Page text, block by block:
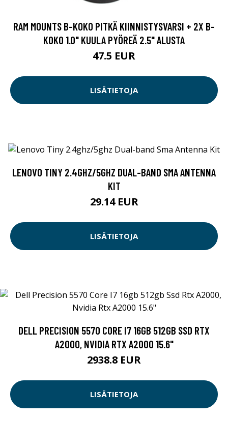
RAM MOUNTS B-KOKO PITKÄ KIINNISTYSVARSI + 2X B-
KOKO 1.0" KUULA PYÖREÄ 2.5" ALUSTA
47.5 EUR
LISÄTIETOJA
LENOVO TINY 2.4GHZ/5GHZ DUAL-BAND SMA ANTENNA
KIT
29.14 EUR
LISÄTIETOJA
DELL PRECISION 5570 CORE I7 16GB 512GB SSD RTX
A2000, NVIDIA RTX A2000 15.6"
2938.8 EUR
LISÄTIETOJA